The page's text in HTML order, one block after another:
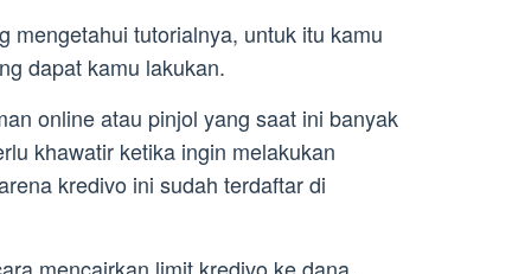
mengetahui tutorialnya, untuk itu kamu
dapat kamu lakukan.
online atau pinjol yang saat ini banyak
khawatir ketika ingin melakukan
kredivo ini sudah terdaftar di